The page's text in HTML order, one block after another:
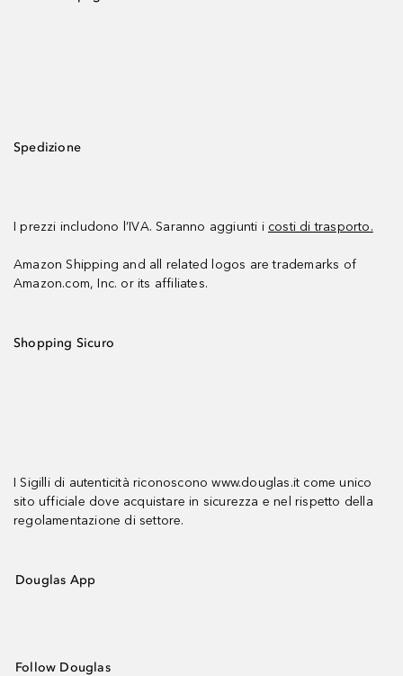
Spedizione
I prezzi includono l’IVA. Saranno aggiunti i costi di trasporto.
Amazon Shipping and all related logos are trademarks of
Amazon.com, Inc. or its affiliates.
Shopping Sicuro
I Sigilli di autenticità riconoscono www.douglas.it come unico
sito ufficiale dove acquistare in sicurezza e nel rispetto della
regolamentazione di settore.
Douglas App
Follow Douglas